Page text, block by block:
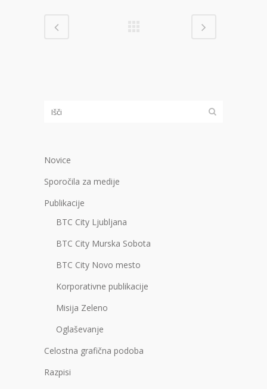
Novice
Sporočila za medije
Publikacije
BTC City Ljubljana
BTC City Murska Sobota
BTC City Novo mesto
Korporativne publikacije
Misija Zeleno
Oglaševanje
Celostna grafična podoba
Razpisi